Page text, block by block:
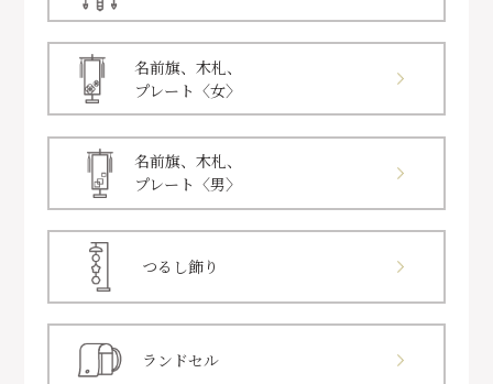
名前旗、木札、
プレート〈女〉
名前旗、木札、
プレート〈男〉
つるし飾り
ランドセル